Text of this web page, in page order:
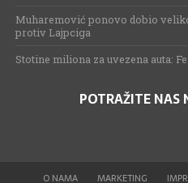
Muharemović ponovo dobio
protiv Lajpciga
Stotine miliona za uvezena auta:
POTRAŽITE NAS
O NAMA MARKETING